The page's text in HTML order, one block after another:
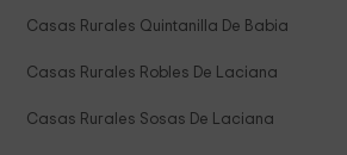
Casas Rurales Quintanilla De Babia
Casas Rurales Robles De Laciana
Casas Rurales Sosas De Laciana